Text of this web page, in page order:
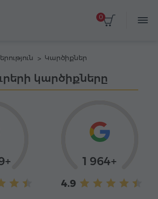
0
Կարծիքներ
կարծիքները
1 964+
4.9